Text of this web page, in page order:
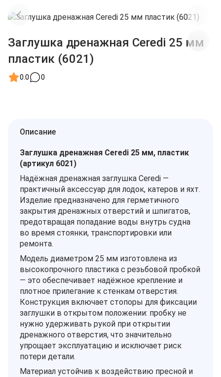
Заглушка дренажная Ceredi 25 мм
пластик (6021)
0.0 0
Описание
Заглушка дренажная Ceredi 25 мм, пластик
(артикул 6021)
Надёжная дренажная заглушка Ceredi —
практичный аксессуар для лодок, катеров и яхт.
Изделие предназначено для герметичного
закрытия дренажных отверстий и шпигатов,
предотвращая попадание воды внутрь судна
во время стоянки, транспортировки или
ремонта.
Модель диаметром 25 мм изготовлена из
высокопрочного пластика с резьбовой пробкой
— это обеспечивает надёжное крепление и
плотное прилегание к стенкам отверстия.
Конструкция включает стопоры для фиксации
заглушки в открытом положении: пробку не
нужно удерживать рукой при открытии
дренажного отверстия, что значительно
упрощает эксплуатацию и исключает риск
потери детали.
Материал устойчив к воздействию пресной и